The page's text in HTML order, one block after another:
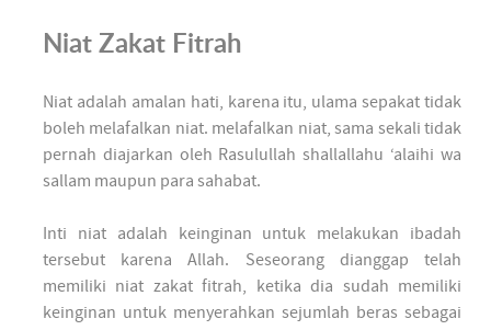
Niat Zakat Fitrah
Niat adalah amalan hati, karena itu, ulama sepakat tidak
boleh melafalkan niat. melafalkan niat, sama sekali tidak
pernah diajarkan oleh Rasulullah shallallahu ‘alaihi wa
sallam maupun para sahabat.
Inti niat adalah keinginan untuk melakukan ibadah
tersebut karena Allah. Seseorang dianggap telah
memiliki niat zakat fitrah, ketika dia sudah memiliki
keinginan untuk menyerahkan sejumlah beras sebagai